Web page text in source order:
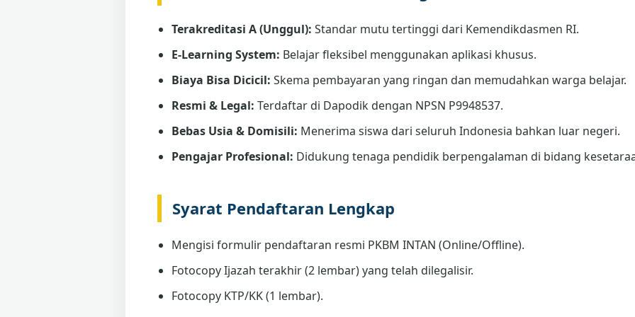
Terakreditasi A (Unggul): Standar mutu tertinggi dari Kemendikdasmen RI.
E-Learning System: Belajar fleksibel menggunakan aplikasi khusus.
Biaya Bisa Dicicil: Skema pembayaran yang ringan dan memudahkan warga belajar.
Resmi & Legal: Terdaftar di Dapodik dengan NPSN P9948537.
Bebas Usia & Domisili: Menerima siswa dari seluruh Indonesia bahkan luar negeri.
Pengajar Profesional: Didukung tenaga pendidik berpengalaman di bidang
Syarat Pendaftaran Lengkap
Mengisi formulir pendaftaran resmi PKBM INTAN (Online/Offline).
Fotocopy Ijazah terakhir (2 lembar) yang telah dilegalisir.
Fotocopy KTP/KK (1 lembar).